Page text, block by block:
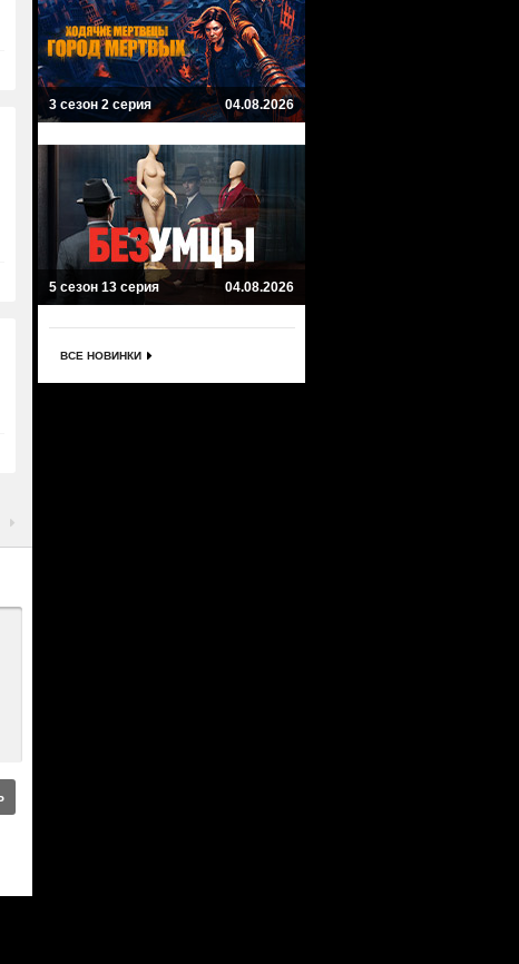
3 сезон 2 серия 04.08.2026
5 сезон 13 серия 04.08.2026
ВСЕ НОВИНКИ